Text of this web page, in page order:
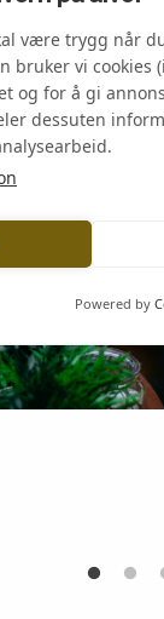
være trygg når
bruker vi cookies
og for å gi
dessuten
Powered by